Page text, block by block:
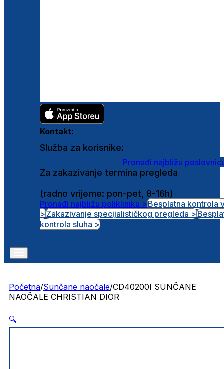
Kontakt:
Služba za korisnike:
Pronađi najbližu
Za zakazivanje termina pregleda
(radno vrijeme: pon-pet, 8-16h)
Pronađi najbližu polikliniku >Besplatna kontrola
>Zakazivanje specijalističkog pregleda >
kontrola sluha >
Početna/Sunčane naočale/CD40200I SUNČANE
NAOČALE CHRISTIAN DIOR
🔍